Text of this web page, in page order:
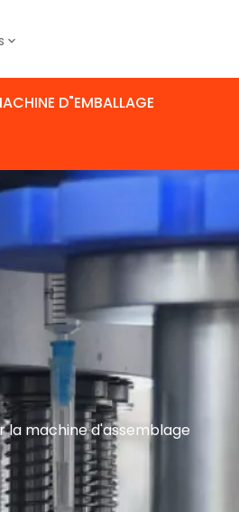
D"EMBALLAGE
la machine d'assemblage